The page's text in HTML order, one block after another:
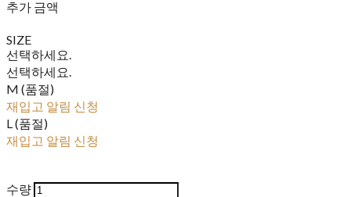
추가 금액
SIZE
선택하세요.
선택하세요.
M (품절)
재입고 알림 신청
L (품절)
재입고 알림 신청
수량